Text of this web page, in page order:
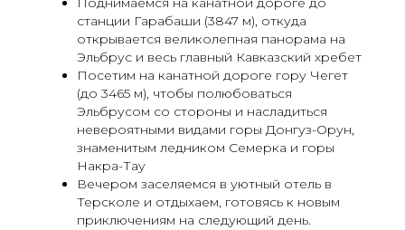
станции Гарабаши (3847 м), откуда
открывается великолепная панорама на
Эльбрус и весь главный Кавказский хребет
Посетим на канатной дороге гору Чегет
(до 3465 м), чтобы полюбоваться
Эльбрусом со стороны и насладиться
невероятными видами горы Донгуз-Орун,
знаменитым ледником Семерка и горы
Накра-Тау
Вечером заселяемся в уютный отель в
Терсколе и отдыхаем, готовясь к новым
приключениям на следующий день.